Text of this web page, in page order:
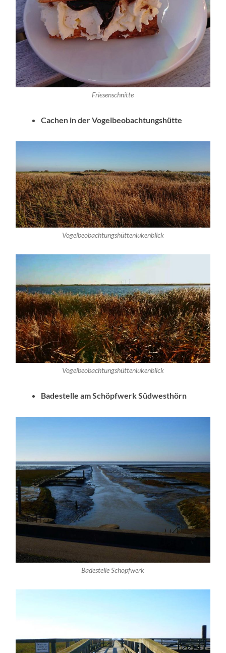
Friesenschnitte
Cachen in der Vogelbeobachtungshütte
Vogelbeobachtungshüttenlukenblick
Vogelbeobachtungshüttenlukenblick
Badestelle am Schöpfwerk Südwesthörn
Badestelle Schöpfwerk